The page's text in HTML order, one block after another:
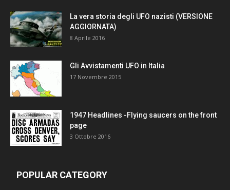
La vera storia degli UFO nazisti (VERSIONE
AGGIORNATA)
8 Aprile 2016
Gli Avvistamenti UFO in Italia
17 Novembre 2015
1947 Headlines -Flying saucers on the front
page
3 Ottobre 2016
POPULAR CATEGORY